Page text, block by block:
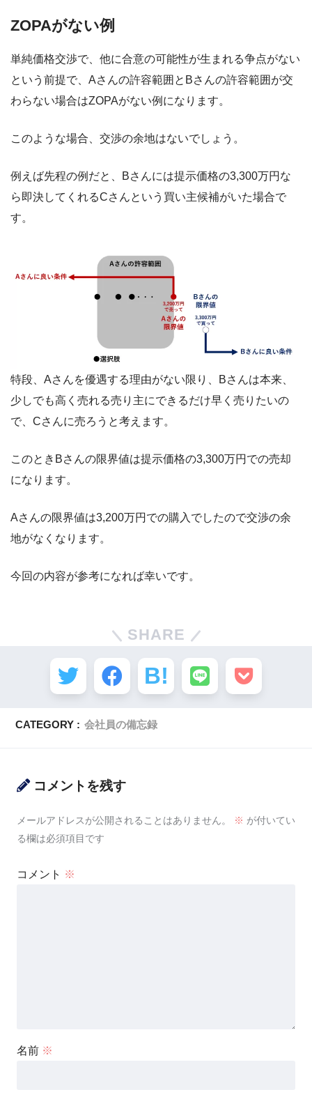
ZOPAがない例
単純価格交渉で、他に合意の可能性が生まれる争点がない
という前提で、Aさんの許容範囲とBさんの許容範囲が交
わらない場合はZOPAがない例になります。
このような場合、交渉の余地はないでしょう。
例えば先程の例だと、Bさんには提示価格の3,300万円な
ら即決してくれるCさんという買い主候補がいた場合で
す。
特段、Aさんを優遇する理由がない限り、Bさんは本来、
少しでも高く売れる売り主にできるだけ早く売りたいの
で、Cさんに売ろうと考えます。
このときBさんの限界値は提示価格の3,300万円での売却
になります。
Aさんの限界値は3,200万円での購入でしたので交渉の余
地がなくなります。
今回の内容が参考になれば幸いです。
SHARE
CATEGORY : 会社員の備忘録
コメントを残す
メールアドレスが公開されることはありません。 ※ が付いてい
る欄は必須項目です
コメント ※
名前 ※